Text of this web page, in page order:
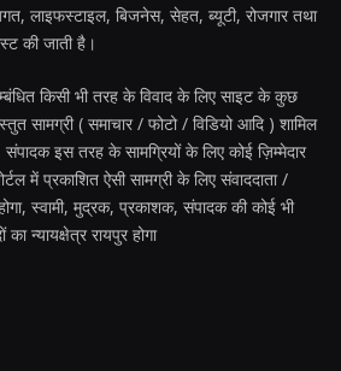
लाइफस्टाइल, बिजनेस, सेहत, ब्यूटी, रोजगार तथा
की जाती है।
किसी भी तरह के विवाद के लिए साइट के कुछ
सामग्री ( समाचार / फोटो / विडियो आदि ) शामिल
इस तरह के सामग्रियों के लिए कोई ज़िम्मेदार
में प्रकाशित ऐसी सामग्री के लिए संवाददाता /
स्वामी, मुद्रक, प्रकाशक, संपादक की कोई भी
का न्यायक्षेत्र रायपुर होगा